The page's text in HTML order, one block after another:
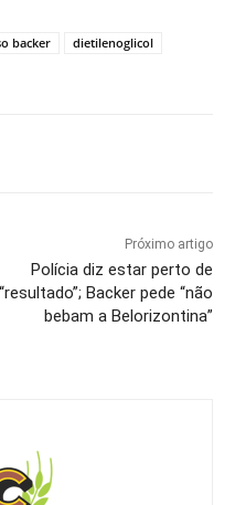
backer
dietilenoglicol
Próximo artigo
Polícia diz estar perto de
“resultado”; Backer pede “não
bebam a Belorizontina”